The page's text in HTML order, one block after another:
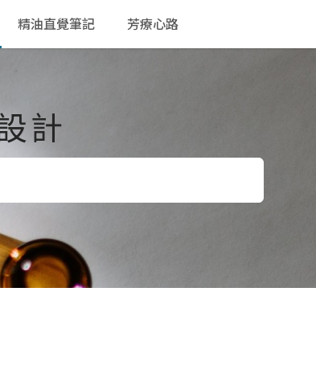
精油直覺筆記 芳療心路
計